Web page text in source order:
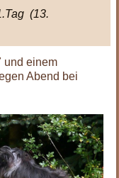
(13.
und einem
Abend bei